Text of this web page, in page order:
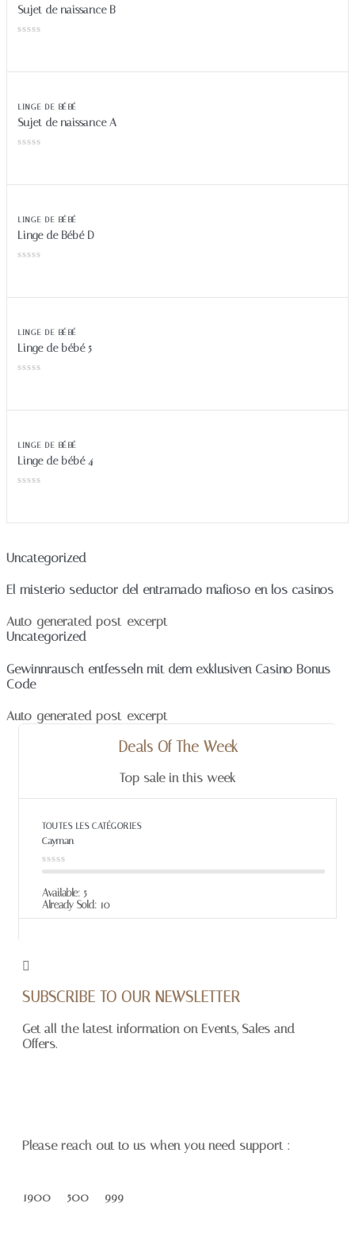
Sujet de naissance B
LINGE DE BÉBÉ
Sujet de naissance A
LINGE DE BÉBÉ
Linge de Bébé D
LINGE DE BÉBÉ
Linge de bébé 5
LINGE DE BÉBÉ
Linge de bébé 4
Uncategorized
El misterio seductor del entramado mafioso en los casinos
Auto-generated post_excerpt
Uncategorized
Gewinnrausch entfesseln mit dem exklusiven Casino Bonus
Code
Auto-generated post_excerpt
Deals Of The Week
Top sale in this week
TOUTES LES CATÉGORIES
Cayman
Available: 5
Already Sold: 10
SUBSCRIBE TO OUR NEWSLETTER
Get all the latest information on Events, Sales and
Offers.
Please reach out to us when you need support :
1900 – 500 – 999